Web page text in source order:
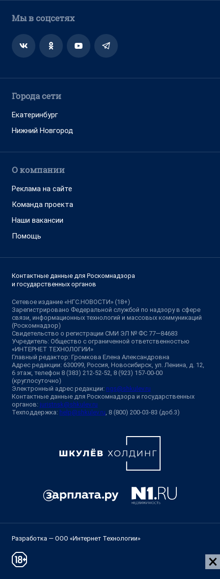
Мы в соцсетях
Города сети
Екатеринбург
Нижний Новгород
О компании
Реклама на сайте
Команда проекта
Наши вакансии
Помощь
Контактные данные для Роскомнадзора
и государственных органов
Сетевое издание «НГС.НОВОСТИ» (18+)
Зарегистрировано Федеральной службой по надзору в сфере
связи, информационных технологий и массовых коммуникаций
(Роскомнадзор)
Свидетельство о регистрации СМИ ЭЛ № ФС 77—84683
Учредитель: Общество с ограниченной ответственностью
«ИНТЕРНЕТ ТЕХНОЛОГИИ»
Главный редактор: Громкова Елена Александровна
Адрес редакции: 630099, Россия, Новосибирск, ул. Ленина, д. 12,
6 этаж, телефон 8 (383) 212-52-52, 8 (923) 157-00-00
(круглосуточно)
Электронный адрес редакции: ngs@shkulev.ru
Контактные данные для Роскомнадзора и государственных
органов: juristnsk@shkulev.ru
Техподдержка: help@shkulev.ru , 8 (800) 200-03-83 (доб.3)
Разработка — ООО «Интернет Технологии»